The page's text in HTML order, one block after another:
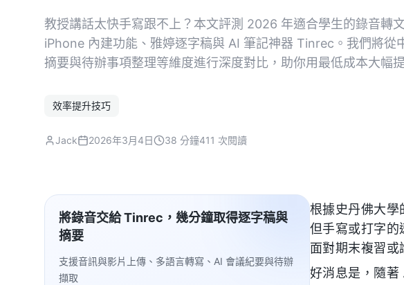
教授講話太快手寫跟不上？本文評測 2026 年適合學生的錄音轉
iPhone 內建功能、雅婷逐字稿與 AI 筆記神器 Tinrec。我們將從
摘要與待辦事項整理等維度進行深度對比，助你用最低成本大幅
效率提升技巧
Jack 2026年3月4日 38 分鐘411 次閱讀
將錄音交給 Tinrec，幾分鐘取得逐字稿與
摘要
支援音訊與影片上傳、多語言轉寫、AI 會議紀要與待辦
擷取
根據史丹佛大學
但手寫或打字的
面對期末複習或
好消息是，隨著